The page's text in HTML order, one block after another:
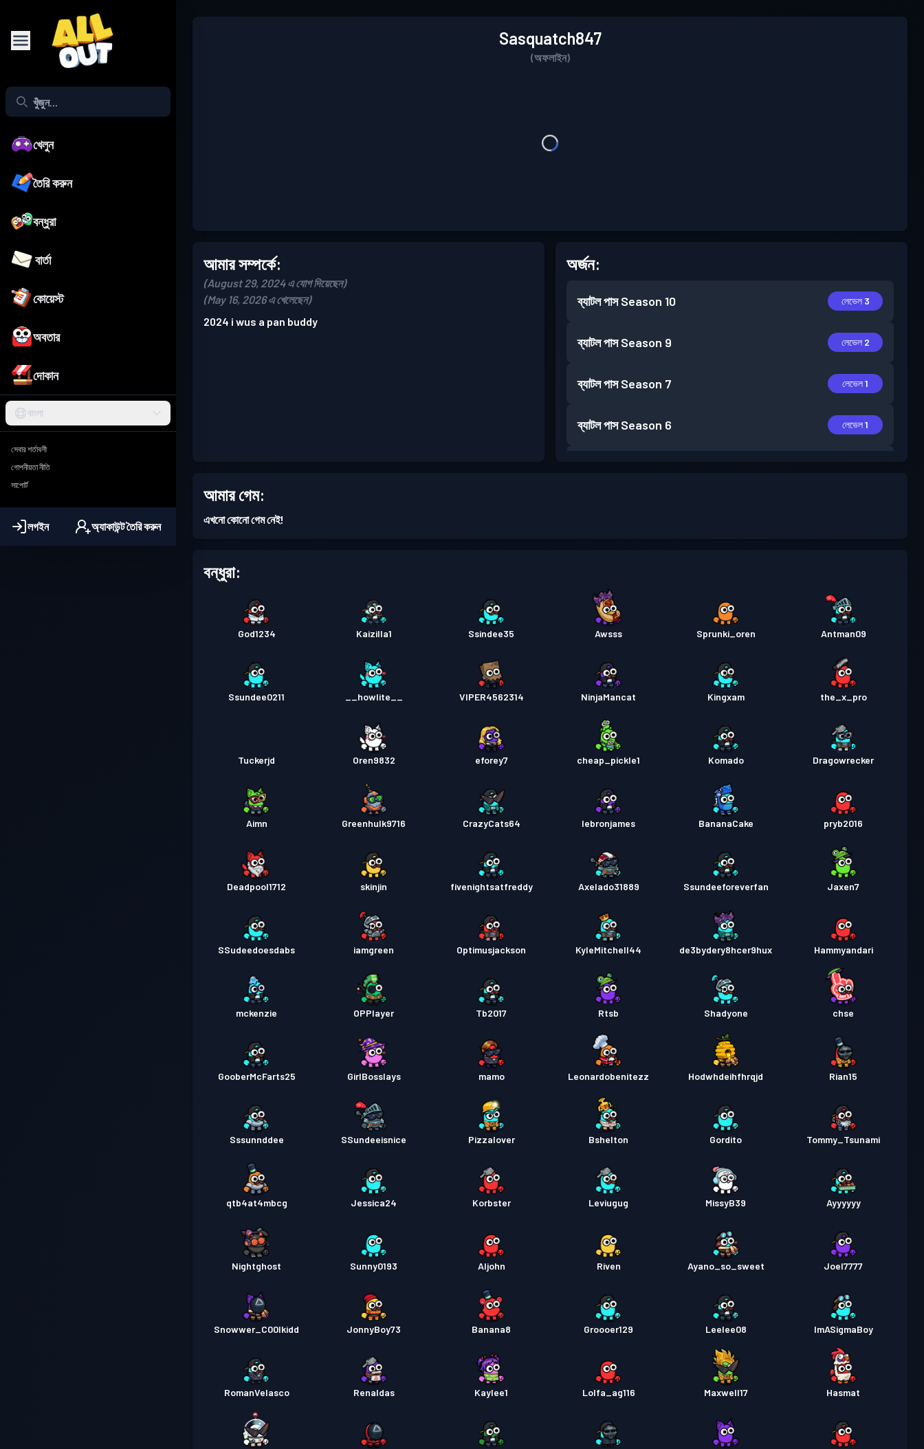
খেলুন
তৈরি করুন
বন্ধুরা
বার্তা
কোয়েস্ট
অবতার
দোকান
বাংলা
সেবার শর্তাবলী
গোপনীয়তা নীতি
সাপোর্ট
লগইন অ্যাকাউন্ট তৈরি করুন
Sasquatch847
(অফলাইন)
আমার সম্পর্কে:
(August 29, 2024 এ যোগ দিয়েছেন)
(May 16, 2026 এ খেলেছেন)
2024 i wus a pan buddy
অর্জন:
ব্যাটল পাস Season 10 লেভেল 3
ব্যাটল পাস Season 9 লেভেল 2
ব্যাটল পাস Season 7 লেভেল 1
ব্যাটল পাস Season 6 লেভেল 1
ব্যাটল পাস
ব্যাটল পাস Season 1 লেভেল 3
আমার গেম:
এখনো কোনো গেম নেই!
বন্ধুরা:
God1234 Kaizilla1 Ssindee35 Awsss Sprunki_oren Antman09
Ssundee0211 __howlite__ VIPER4562314 NinjaMancat Kingxam the_x_pro
Tuckerjd Oren9832 eforey7 cheap_pickle1 Komado Dragowrecker
Aimn Greenhulk9716 CrazyCats64 Iebronjames BananaCake pryb2016
Deadpool1712 skinjin fivenightsatfreddy Axelado31889 Ssundeeforeverfan Jaxen7
SSudeedoesdabs iamgreen Optimusjackson KyleMitchell44 de3bydery8hcer9hux Hammyandari
mckenzie OPPlayer Tb2017 Rtsb Shadyone chse
GooberMcFarts25 GirlBosslays mamo Leonardobenitezz Hodwhdeihfhrqjd Rian15
Sssunnddee SSundeeisnice Pizzalover Bshelton Gordito Tommy_Tsunami
qtb4at4mbcg Jessica24 Korbster Leviugug MissyB39 Ayyyyyy
Nightghost Sunny0193 Aljohn Riven Ayano_so_sweet Joel7777
Snowwer_C00lkidd JonnyBoy73 Banana8 Groooer129 Leelee08 ImASigmaBoy
RomanVelasco Renaldas Kaylee1 Lolfa_ag116 Maxwell17 Hasmat